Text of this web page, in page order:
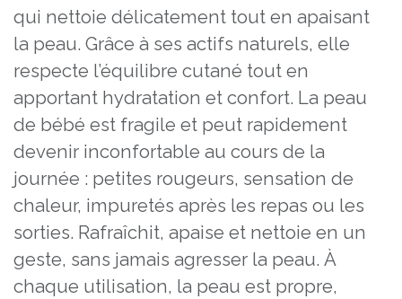
qui nettoie délicatement tout en apaisant
la peau. Grâce à ses actifs naturels, elle
respecte l’équilibre cutané tout en
apportant hydratation et confort. La peau
de bébé est fragile et peut rapidement
devenir inconfortable au cours de la
journée : petites rougeurs, sensation de
chaleur, impuretés après les repas ou les
sorties. Rafraîchit, apaise et nettoie en un
geste, sans jamais agresser la peau. À
chaque utilisation, la peau est propre,